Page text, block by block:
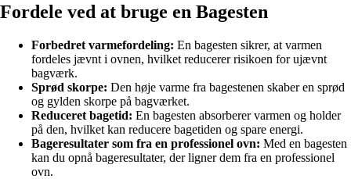
Fordele ved at bruge en Bagesten
Forbedret varmefordeling: En bagesten sikrer, at varmen
fordeles jævnt i ovnen, hvilket reducerer risikoen for ujævnt
bagværk.
Sprød skorpe: Den høje varme fra bagestenen skaber en sprød
og gylden skorpe på bagværket.
Reduceret bagetid: En bagesten absorberer varmen og holder
på den, hvilket kan reducere bagetiden og spare energi.
Bageresultater som fra en professionel ovn: Med en bagesten
kan du opnå bageresultater, der ligner dem fra en professionel
ovn.